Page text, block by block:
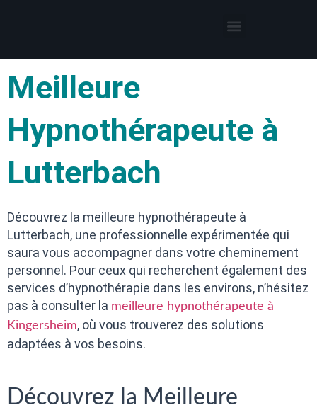
Meilleure
Hypnothérapeute à
Lutterbach
Découvrez la meilleure hypnothérapeute à
Lutterbach, une professionnelle expérimentée qui
saura vous accompagner dans votre cheminement
personnel. Pour ceux qui recherchent également des
services d’hypnothérapie dans les environs, n’hésitez
pas à consulter la meilleure hypnothérapeute à
Kingersheim, où vous trouverez des solutions
adaptées à vos besoins.
Découvrez la Meilleure